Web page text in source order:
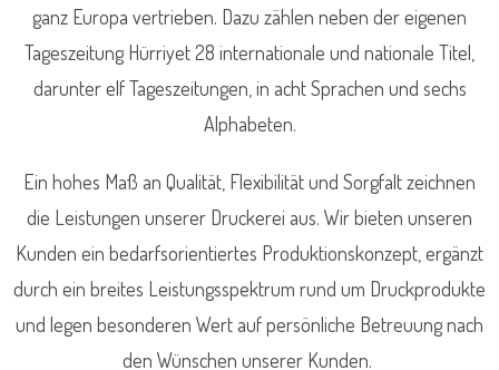
ganz Europa vertrieben. Dazu zählen neben der eigenen
Tageszeitung Hürriyet 28 internationale und nationale Titel,
darunter elf Tageszeitungen, in acht Sprachen und sechs
Alphabeten.
Ein hohes Maß an Qualität, Flexibilität und Sorgfalt zeichnen
die Leistungen unserer Druckerei aus. Wir bieten unseren
Kunden ein bedarfsorientiertes Produktionskonzept, ergänzt
durch ein breites Leistungsspektrum rund um Druckprodukte
und legen besonderen Wert auf persönliche Betreuung nach
den Wünschen unserer Kunden.